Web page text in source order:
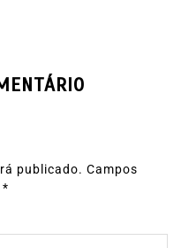
publicado. Campos
*